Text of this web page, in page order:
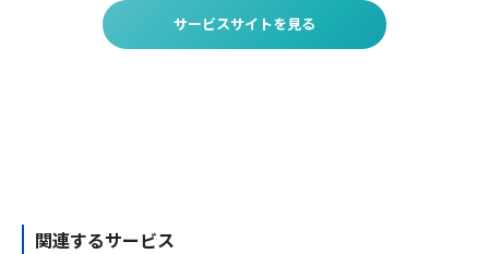
サービスサイトを見る
関連するサービス